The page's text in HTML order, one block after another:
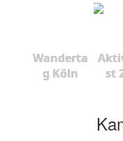
Wanderta
g Köln
st